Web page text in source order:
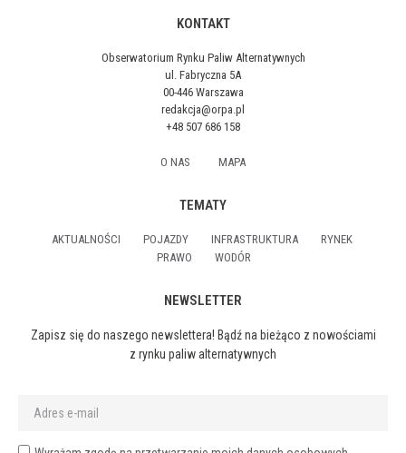
KONTAKT
Obserwatorium Rynku Paliw Alternatywnych
ul. Fabryczna 5A
00-446 Warszawa
redakcja@orpa.pl
+48 507 686 158
O NAS MAPA
TEMATY
AKTUALNOŚCI POJAZDY INFRASTRUKTURA
RYNEK
PRAWO
WODÓR
NEWSLETTER
Zapisz się do naszego newslettera! Bądź na bieżąco z nowościami
z rynku paliw alternatywnych